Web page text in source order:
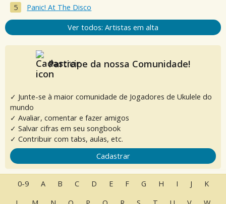
Panic! At The Disco
Ver todos: Artistas em alta
Participe da nossa Comunidade!
✓ Junte-se à maior comunidade de Jogadores de Ukulele do
mundo
✓ Avaliar, comentar e fazer amigos
✓ Salvar cifras em seu songbook
✓ Contribuir com tabs, aulas, etc.
Cadastrar
0-9 A B C D E F G H I J
K